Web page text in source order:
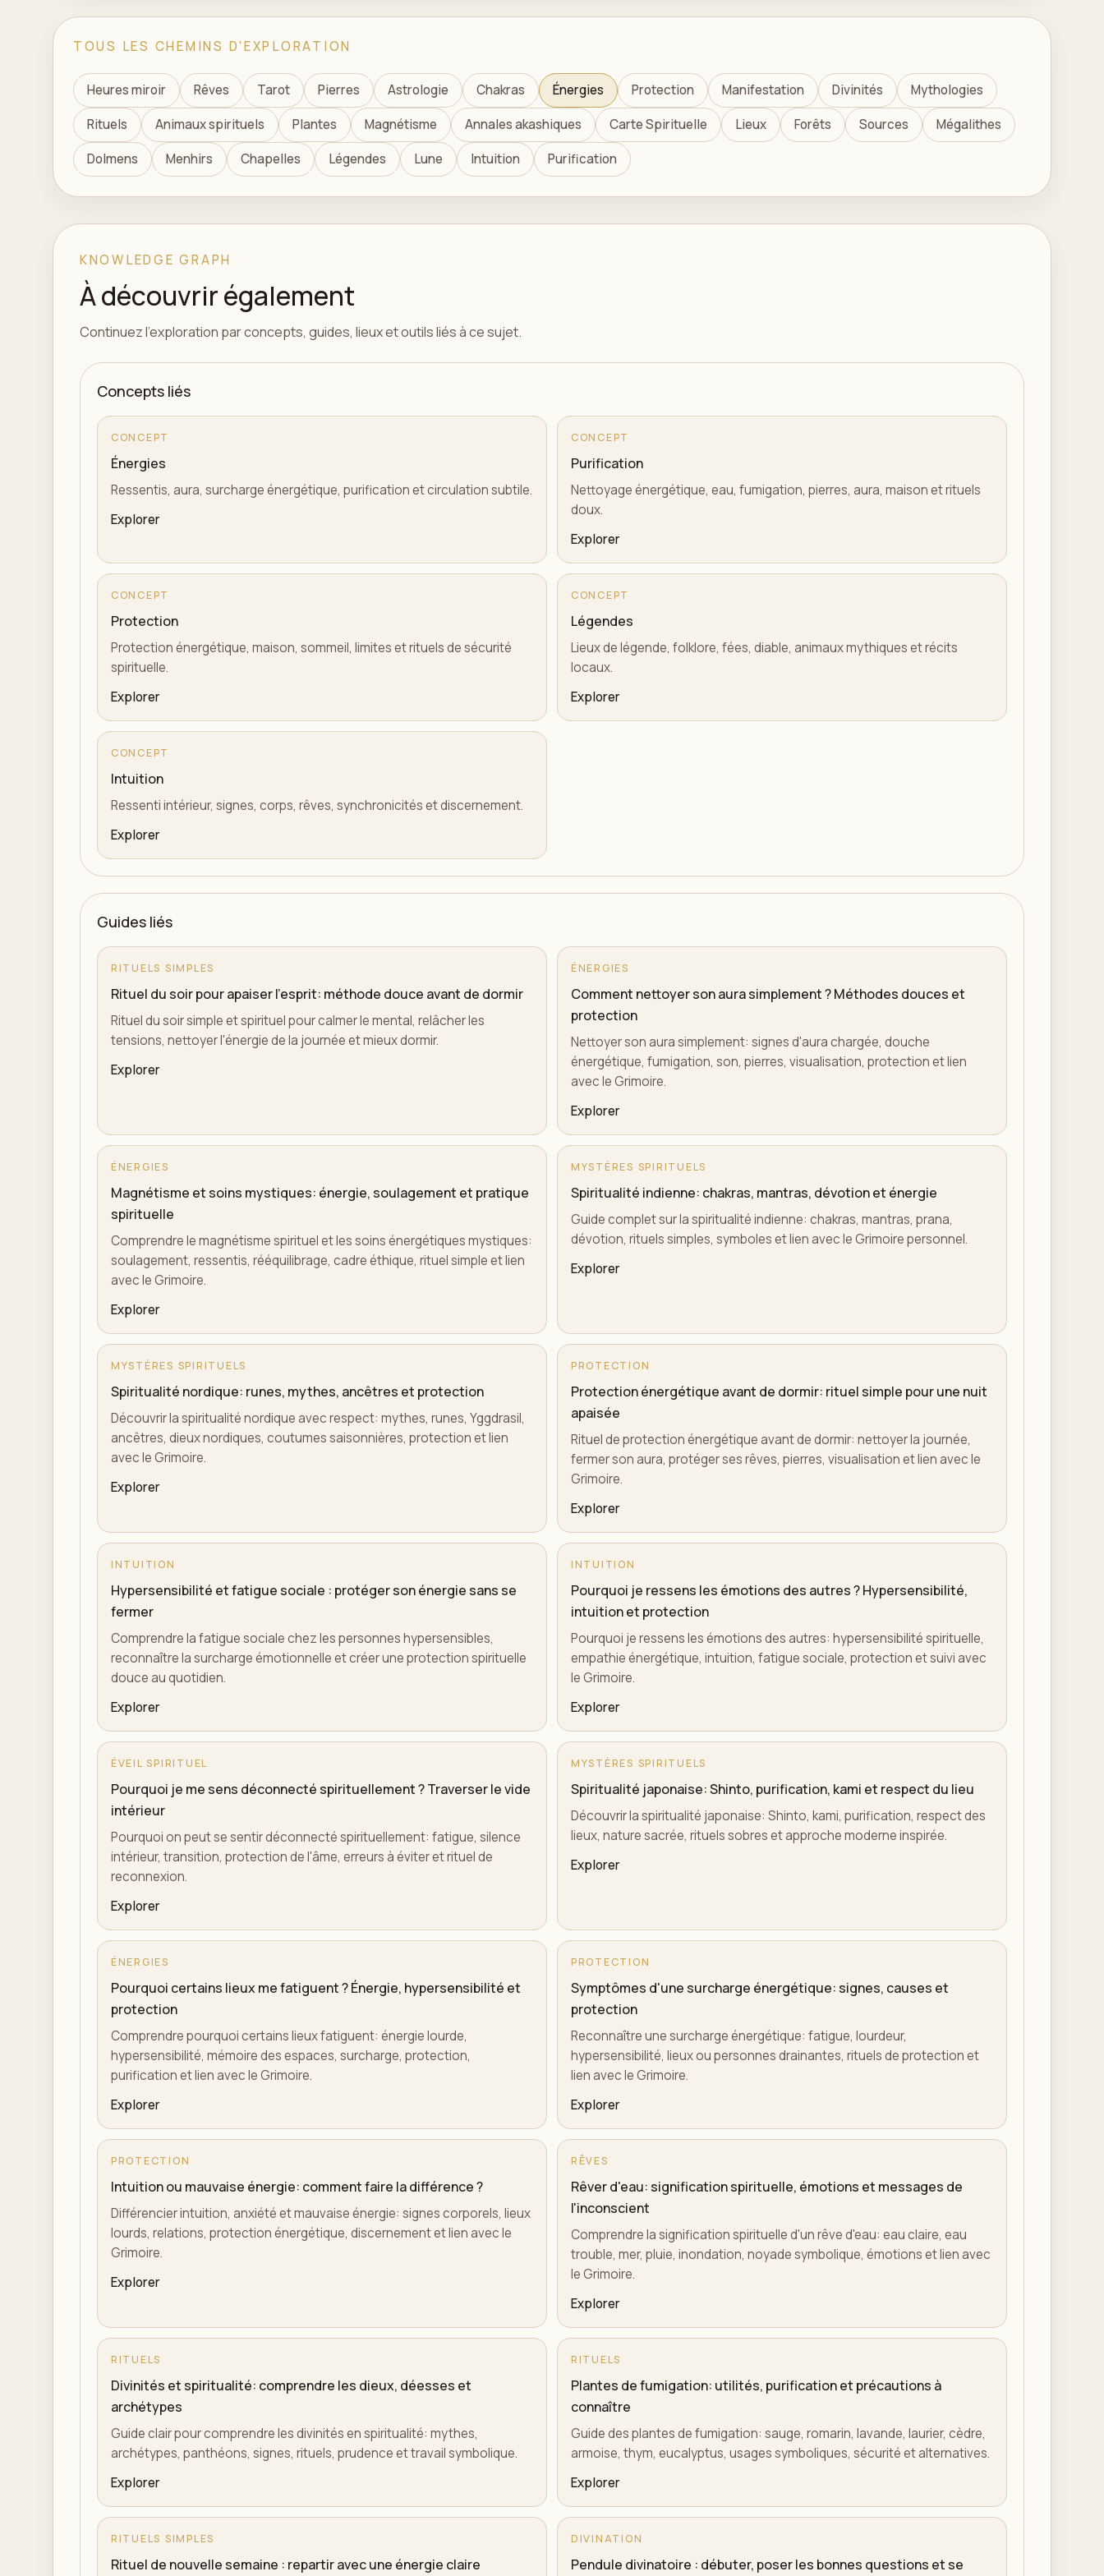
TOUS LES CHEMINS D'EXPLORATION
Heures miroir Rêves Tarot Pierres Astrologie Chakras Énergies Protection Manifestation Divinités
Mythologies
Rituels
Animaux spirituels Plantes Magnétisme Annales akashiques Carte Spirituelle Lieux Forêts Sources
Mégalithes
Dolmens
Menhirs Chapelles Légendes Lune Intuition Purification
KNOWLEDGE GRAPH
À découvrir également
Continuez l'exploration par concepts, guides, lieux et outils liés à ce sujet.
Concepts liés
CONCEPT
Énergies
Ressentis, aura, surcharge énergétique, purification et circulation subtile.
Explorer
CONCEPT
Purification
Nettoyage énergétique, eau, fumigation, pierres, aura, maison et rituels
doux.
Explorer
CONCEPT
Protection
Protection énergétique, maison, sommeil, limites et rituels de sécurité
spirituelle.
Explorer
CONCEPT
Légendes
Lieux de légende, folklore, fées, diable, animaux mythiques et récits
locaux.
Explorer
CONCEPT
Intuition
Ressenti intérieur, signes, corps, rêves, synchronicités et discernement.
Explorer
Guides liés
RITUELS SIMPLES
Rituel du soir pour apaiser l'esprit: méthode douce avant de dormir
Rituel du soir simple et spirituel pour calmer le mental, relâcher les
tensions, nettoyer l'énergie de la journée et mieux dormir.
Explorer
ÉNERGIES
Comment nettoyer son aura simplement ? Méthodes douces et
protection
Nettoyer son aura simplement: signes d'aura chargée, douche
énergétique, fumigation, son, pierres, visualisation, protection et lien
avec le Grimoire.
Explorer
ÉNERGIES
Magnétisme et soins mystiques: énergie, soulagement et pratique
spirituelle
Comprendre le magnétisme spirituel et les soins énergétiques mystiques:
soulagement, ressentis, rééquilibrage, cadre éthique, rituel simple et lien
avec le Grimoire.
Explorer
MYSTÈRES SPIRITUELS
Spiritualité indienne: chakras, mantras, dévotion et énergie
Guide complet sur la spiritualité indienne: chakras, mantras, prana,
dévotion, rituels simples, symboles et lien avec le Grimoire personnel.
Explorer
MYSTÈRES SPIRITUELS
Spiritualité nordique: runes, mythes, ancêtres et protection
Découvrir la spiritualité nordique avec respect: mythes, runes, Yggdrasil,
ancêtres, dieux nordiques, coutumes saisonnières, protection et lien
avec le Grimoire.
Explorer
PROTECTION
Protection énergétique avant de dormir: rituel simple pour une nuit
apaisée
Rituel de protection énergétique avant de dormir: nettoyer la journée,
fermer son aura, protéger ses rêves, pierres, visualisation et lien avec le
Grimoire.
Explorer
INTUITION
Hypersensibilité et fatigue sociale : protéger son énergie sans se
fermer
Comprendre la fatigue sociale chez les personnes hypersensibles,
reconnaître la surcharge émotionnelle et créer une protection spirituelle
douce au quotidien.
Explorer
INTUITION
Pourquoi je ressens les émotions des autres ? Hypersensibilité,
intuition et protection
Pourquoi je ressens les émotions des autres: hypersensibilité spirituelle,
empathie énergétique, intuition, fatigue sociale, protection et suivi avec
le Grimoire.
Explorer
ÉVEIL SPIRITUEL
Pourquoi je me sens déconnecté spirituellement ? Traverser le vide
intérieur
Pourquoi on peut se sentir déconnecté spirituellement: fatigue, silence
intérieur, transition, protection de l'âme, erreurs à éviter et rituel de
reconnexion.
Explorer
MYSTÈRES SPIRITUELS
Spiritualité japonaise: Shinto, purification, kami et respect du lieu
Découvrir la spiritualité japonaise: Shinto, kami, purification, respect des
lieux, nature sacrée, rituels sobres et approche moderne inspirée.
Explorer
ÉNERGIES
Pourquoi certains lieux me fatiguent ? Énergie, hypersensibilité et
protection
Comprendre pourquoi certains lieux fatiguent: énergie lourde,
hypersensibilité, mémoire des espaces, surcharge, protection,
purification et lien avec le Grimoire.
Explorer
PROTECTION
Symptômes d'une surcharge énergétique: signes, causes et
protection
Reconnaître une surcharge énergétique: fatigue, lourdeur,
hypersensibilité, lieux ou personnes drainantes, rituels de protection et
lien avec le Grimoire.
Explorer
PROTECTION
Intuition ou mauvaise énergie: comment faire la différence ?
Différencier intuition, anxiété et mauvaise énergie: signes corporels, lieux
lourds, relations, protection énergétique, discernement et lien avec le
Grimoire.
Explorer
RÊVES
Rêver d'eau: signification spirituelle, émotions et messages de
l'inconscient
Comprendre la signification spirituelle d'un rêve d'eau: eau claire, eau
trouble, mer, pluie, inondation, noyade symbolique, émotions et lien avec
le Grimoire.
Explorer
RITUELS
Divinités et spiritualité: comprendre les dieux, déesses et
archétypes
Guide clair pour comprendre les divinités en spiritualité: mythes,
archétypes, panthéons, signes, rituels, prudence et travail symbolique.
Explorer
RITUELS
Plantes de fumigation: utilités, purification et précautions à
connaître
Guide des plantes de fumigation: sauge, romarin, lavande, laurier, cèdre,
armoise, thym, eucalyptus, usages symboliques, sécurité et alternatives.
Explorer
RITUELS SIMPLES
Rituel de nouvelle semaine : repartir avec une énergie claire
DIVINATION
Pendule divinatoire : débuter, poser les bonnes questions et se